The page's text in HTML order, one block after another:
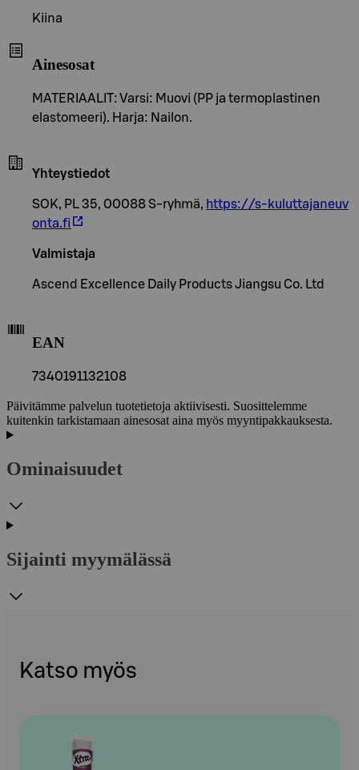
Kiina
Ainesosat
MATERIAALIT: Varsi: Muovi (PP ja termoplastinen
elastomeeri). Harja: Nailon.
Yhteystiedot
SOK, PL 35, 00088 S-ryhmä, https://s-kuluttajaneuv
onta.fi
Valmistaja
Ascend Excellence Daily Products Jiangsu Co. Ltd
EAN
7340191132108
Päivitämme palvelun tuotetietoja aktiivisesti. Suosittelemme
kuitenkin tarkistamaan ainesosat aina myös myyntipakkauksesta.
Ominaisuudet
Sijainti myymälässä
Katso myös